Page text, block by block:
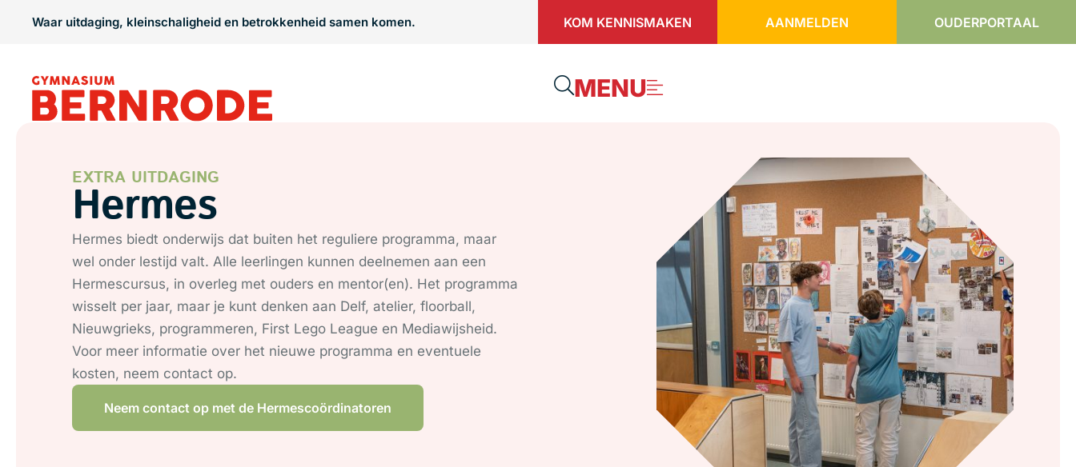
Waar uitdaging, kleinschaligheid en betrokkenheid samen komen. KOM KENNISMAKEN AANMELDEN OUDERPORTAAL
MENU
EXTRA UITDAGING
Hermes
Hermes biedt onderwijs dat buiten het reguliere programma, maar
wel onder lestijd valt. Alle leerlingen kunnen deelnemen aan een
Hermescursus, in overleg met ouders en mentor(en). Het programma
wisselt per jaar, maar je kunt denken aan Delf, atelier, floorball,
Nieuwgrieks, programmeren, First Lego League en Mediawijsheid.
Voor meer informatie over het nieuwe programma en eventuele
kosten, neem contact op.
Neem contact op met de Hermescoördinatoren